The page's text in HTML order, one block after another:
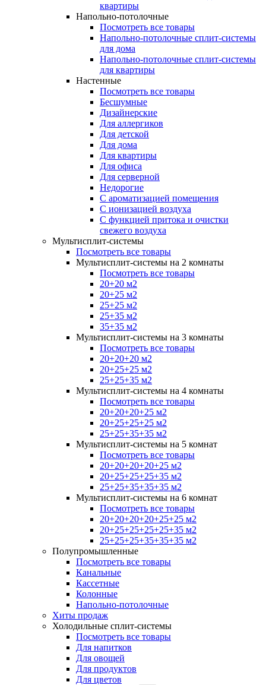
квартиры
Напольно-потолочные
Посмотреть все товары
Напольно-потолочные сплит-системы
для дома
Напольно-потолочные сплит-системы
для квартиры
Настенные
Посмотреть все товары
Бесшумные
Дизайнерские
Для аллергиков
Для детской
Для дома
Для квартиры
Для офиса
Для серверной
Недорогие
С ароматизацией помещения
С ионизацией воздуха
С функцией притока и очистки
свежего воздуха
Мультисплит-системы
Посмотреть все товары
Мультисплит-системы на 2 комнаты
Посмотреть все товары
20+20 м2
20+25 м2
25+25 м2
25+35 м2
35+35 м2
Мультисплит-системы на 3 комнаты
Посмотреть все товары
20+20+20 м2
20+25+25 м2
25+25+35 м2
Мультисплит-системы на 4 комнаты
Посмотреть все товары
20+20+20+25 м2
20+25+25+25 м2
25+25+35+35 м2
Мультисплит-системы на 5 комнат
Посмотреть все товары
20+20+20+20+25 м2
20+25+25+25+35 м2
25+25+35+35+35 м2
Мультисплит-системы на 6 комнат
Посмотреть все товары
20+20+20+20+25+25 м2
20+25+25+25+25+35 м2
25+25+25+35+35+35 м2
Полупромышленные
Посмотреть все товары
Канальные
Кассетные
Колонные
Напольно-потолочные
Хиты продаж
Холодильные сплит-системы
Посмотреть все товары
Для напитков
Для овощей
Для продуктов
Для цветов